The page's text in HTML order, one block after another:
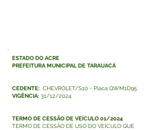
ESTADO DO ACRE
PREFEITURA MUNICIPAL DE TARAUACÁ
CEDENTE: CHEVROLET/S10 - Placa QWM1D95
VIGÊNCIA: 31/12/2024
TERMO DE CESSÃO DE VEÍCULO 01/2024
TERMO DE CESSÃO DE USO DO VEÍCULO QUE